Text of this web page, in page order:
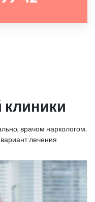
клиники
врачом наркологом.
лечения